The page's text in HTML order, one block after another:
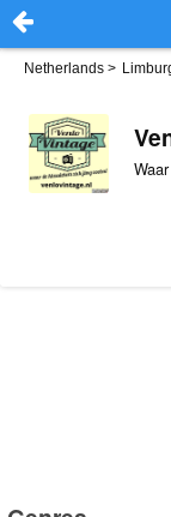
Netherlands >